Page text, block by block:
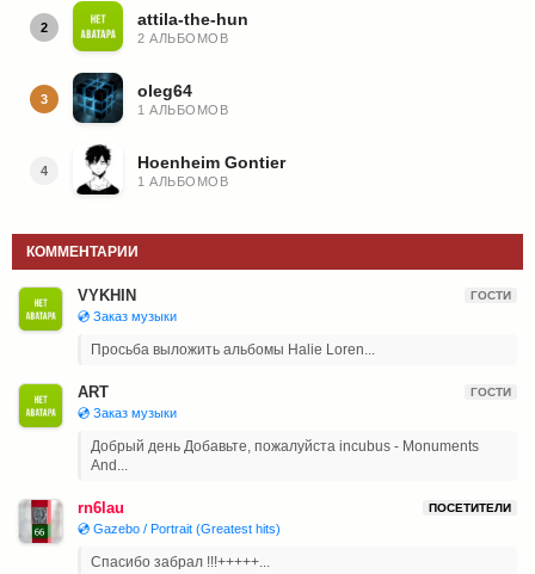
2 attila-the-hun
2 АЛЬБОМОВ
3 oleg64
1 АЛЬБОМОВ
4 Hoenheim Gontier
1 АЛЬБОМОВ
КОММЕНТАРИИ
VYKHIN ГОСТИ
💿 Заказ музыки
Просьба выложить альбомы Halie Loren...
ART ГОСТИ
💿 Заказ музыки
Добрый день Добавьте, пожалуйста incubus - Monuments
And...
rn6lau ПОСЕТИТЕЛИ
💿 Gazebo / Portrait (Greatest hits)
Спасибо забрал !!!+++++...